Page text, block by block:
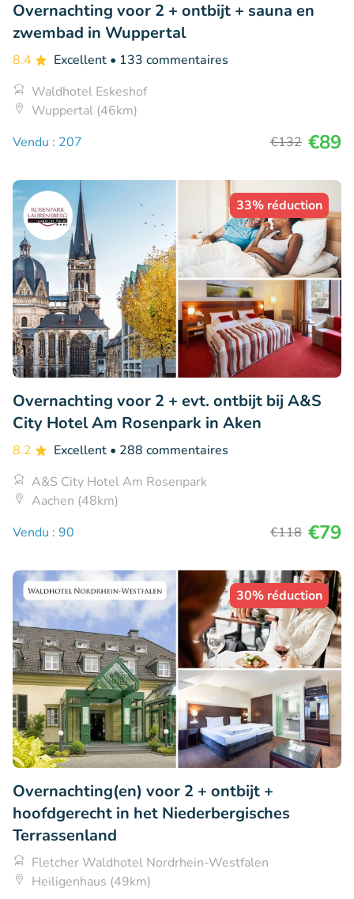
Overnachting voor 2 + ontbijt + sauna en
zwembad in Wuppertal
8.4 Excellent • 133 commentaires
Waldhotel Eskeshof
Wuppertal (46km)
Vendu : 207
€132 €89
33% réduction
Overnachting voor 2 + evt. ontbijt bij A&S
City Hotel Am Rosenpark in Aken
8.2 Excellent • 288 commentaires
A&S City Hotel Am Rosenpark
Aachen (48km)
Vendu : 90
€118 €79
30% réduction
Overnachting(en) voor 2 + ontbijt +
hoofdgerecht in het Niederbergisches
Terrassenland
Fletcher Waldhotel Nordrhein-Westfalen
Heiligenhaus (49km)